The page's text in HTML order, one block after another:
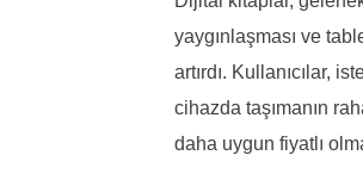
yaygınlaşması ve
artırdı. Kullanıcılar,
cihazda taşımanın
daha uygun fiyatlı